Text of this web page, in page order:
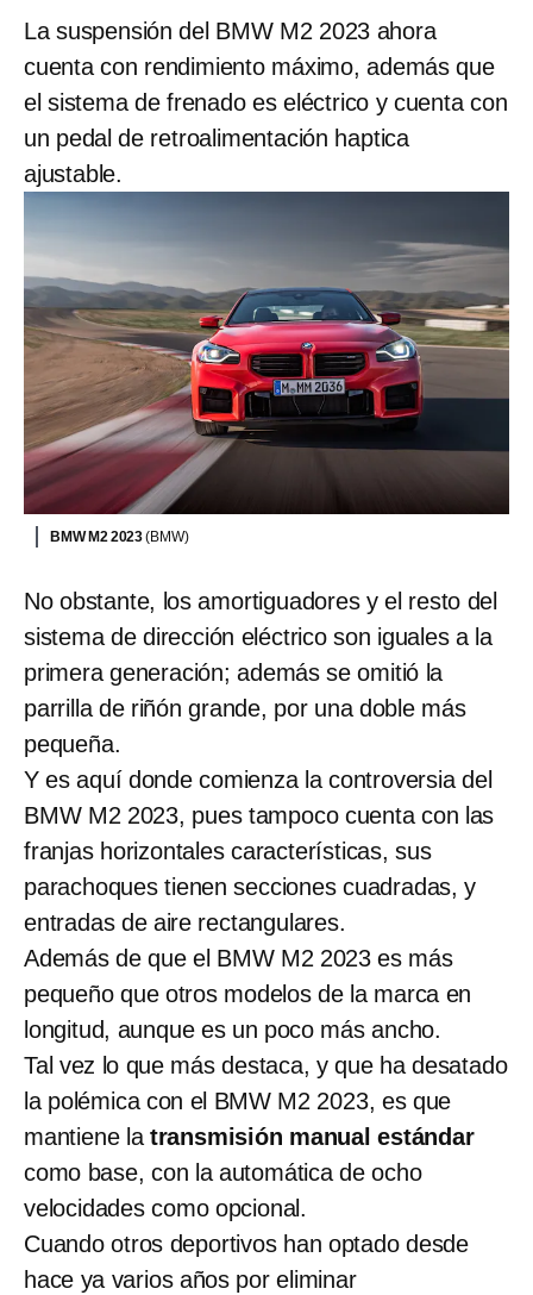
La suspensión del BMW M2 2023 ahora
cuenta con rendimiento máximo, además que
el sistema de frenado es eléctrico y cuenta con
un pedal de retroalimentación haptica
ajustable.
BMW M2 2023(BMW)
No obstante, los amortiguadores y el resto del
sistema de dirección eléctrico son iguales a la
primera generación; además se omitió la
parrilla de riñón grande, por una doble más
pequeña.
Y es aquí donde comienza la controversia del
BMW M2 2023, pues tampoco cuenta con las
franjas horizontales características, sus
parachoques tienen secciones cuadradas, y
entradas de aire rectangulares.
Además de que el BMW M2 2023 es más
pequeño que otros modelos de la marca en
longitud, aunque es un poco más ancho.
Tal vez lo que más destaca, y que ha desatado
la polémica con el BMW M2 2023, es que
mantiene la transmisión manual estándar
como base, con la automática de ocho
velocidades como opcional.
Cuando otros deportivos han optado desde
hace ya varios años por eliminar